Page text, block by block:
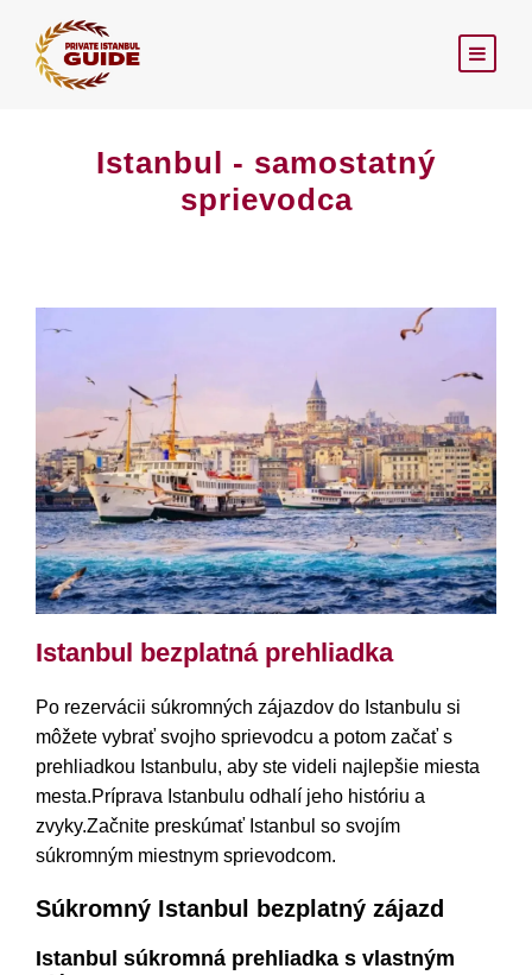
Istanbul - samostatný
sprievodca
Istanbul bezplatná prehliadka
Po rezervácii súkromných zájazdov do Istanbulu si
môžete vybrať svojho sprievodcu a potom začať s
prehliadkou Istanbulu, aby ste videli najlepšie miesta
mesta.Príprava Istanbulu odhalí jeho históriu a
zvyky.Začnite preskúmať Istanbul so svojím
súkromným miestnym sprievodcom.
Súkromný Istanbul bezplatný zájazd
Istanbul súkromná prehliadka s vlastným